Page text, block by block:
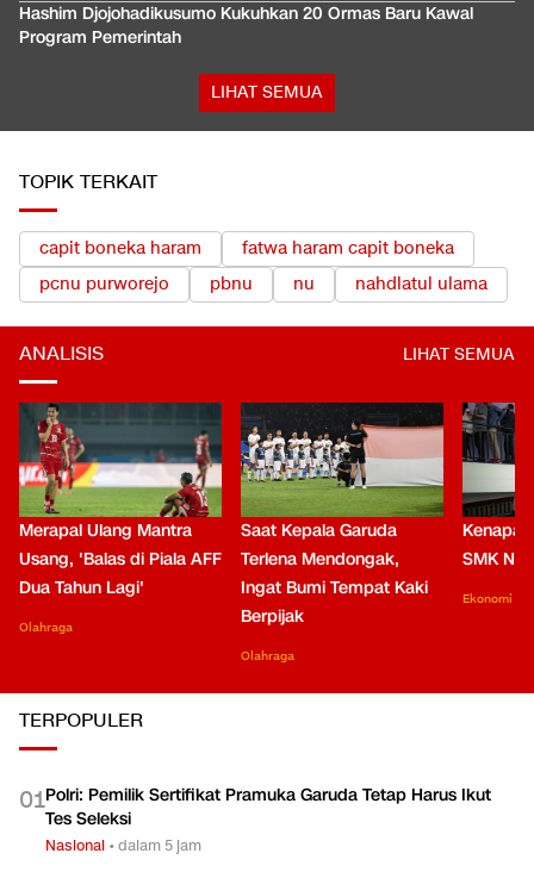
Hashim Djojohadikusumo Kukuhkan 20 Ormas Baru Kawal
Program Pemerintah
LIHAT SEMUA
TOPIK TERKAIT
capit boneka haram
fatwa haram capit boneka
pcnu purworejo
pbnu nu nahdlatul ulama
ANALISIS LIHAT SEMUA
Merapal Ulang Mantra
Usang, 'Balas di Piala AFF
Dua Tahun Lagi'
Olahraga
Saat Kepala Garuda
Terlena Mendongak,
Ingat Bumi Tempat Kaki
Berpijak
Olahraga
Kenapa
SMK
Ekonomi
TERPOPULER
01Polri: Pemilik Sertifikat Pramuka Garuda Tetap Harus Ikut
Tes Seleksi
Nasional •dalam 5 jam